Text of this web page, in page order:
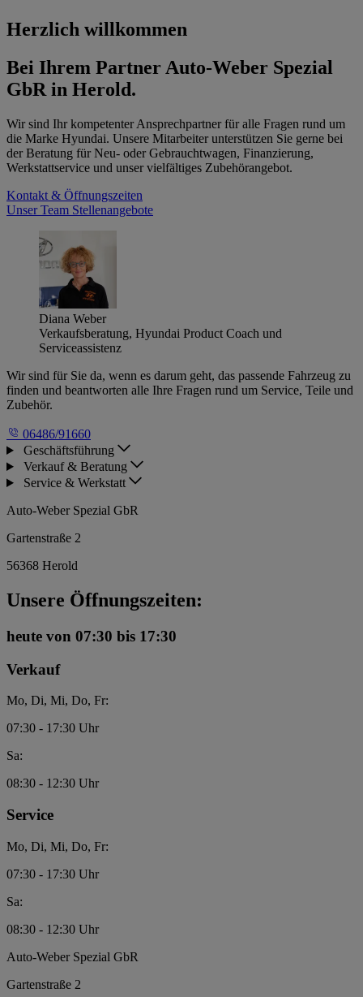
Herzlich willkommen
Bei Ihrem Partner Auto-Weber Spezial
GbR in Herold.
Wir sind Ihr kompetenter Ansprechpartner für alle Fragen rund um
die Marke Hyundai. Unsere Mitarbeiter unterstützen Sie gerne bei
der Beratung für Neu- oder Gebrauchtwagen, Finanzierung,
Werkstattservice und unser vielfältiges Zubehörangebot.
Kontakt & Öffnungszeiten
Unser Team Stellenangebote
Diana Weber
Verkaufsberatung, Hyundai Product Coach und
Serviceassistenz
Wir sind für Sie da, wenn es darum geht, das passende Fahrzeug zu
finden und beantworten alle Ihre Fragen rund um Service, Teile und
Zubehör.
06486/91660
Geschäftsführung
Verkauf & Beratung
Service & Werkstatt
Auto-Weber Spezial GbR
Gartenstraße 2
56368 Herold
Unsere Öffnungszeiten:
heute von 07:30 bis 17:30
Verkauf
Mo, Di, Mi, Do, Fr:
07:30 - 17:30 Uhr
Sa:
08:30 - 12:30 Uhr
Service
Mo, Di, Mi, Do, Fr:
07:30 - 17:30 Uhr
Sa:
08:30 - 12:30 Uhr
Auto-Weber Spezial GbR
Gartenstraße 2